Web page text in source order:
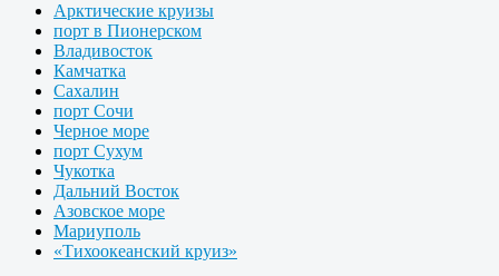
Арктические круизы
порт в Пионерском
Владивосток
Камчатка
Сахалин
порт Сочи
Черное море
порт Сухум
Чукотка
Дальний Восток
Азовское море
Мариуполь
«Тихоокеанский круиз»